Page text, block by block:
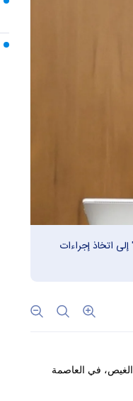
اتخاذ إجراءات
الغيص، في العاصمة